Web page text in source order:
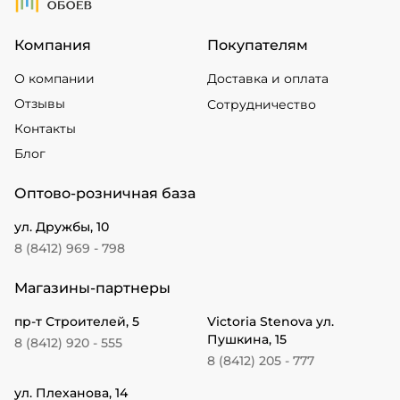
Компания
О компании
Отзывы
Контакты
Блог
Покупателям
Доставка и оплата
Сотрудничество
Оптово-розничная база
ул. Дружбы, 10
8 (8412) 969 - 798
Магазины-партнеры
пр-т Строителей, 5
8 (8412) 920 - 555
Victoria Stenova ул.
Пушкина, 15
8 (8412) 205 - 777
ул. Плеханова, 14